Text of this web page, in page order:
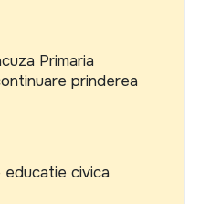
Primaria
prinderea
educatie civica